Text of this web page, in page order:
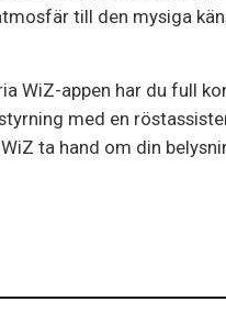
till den mysiga
WiZ-appen har du full
med en
ta hand om din